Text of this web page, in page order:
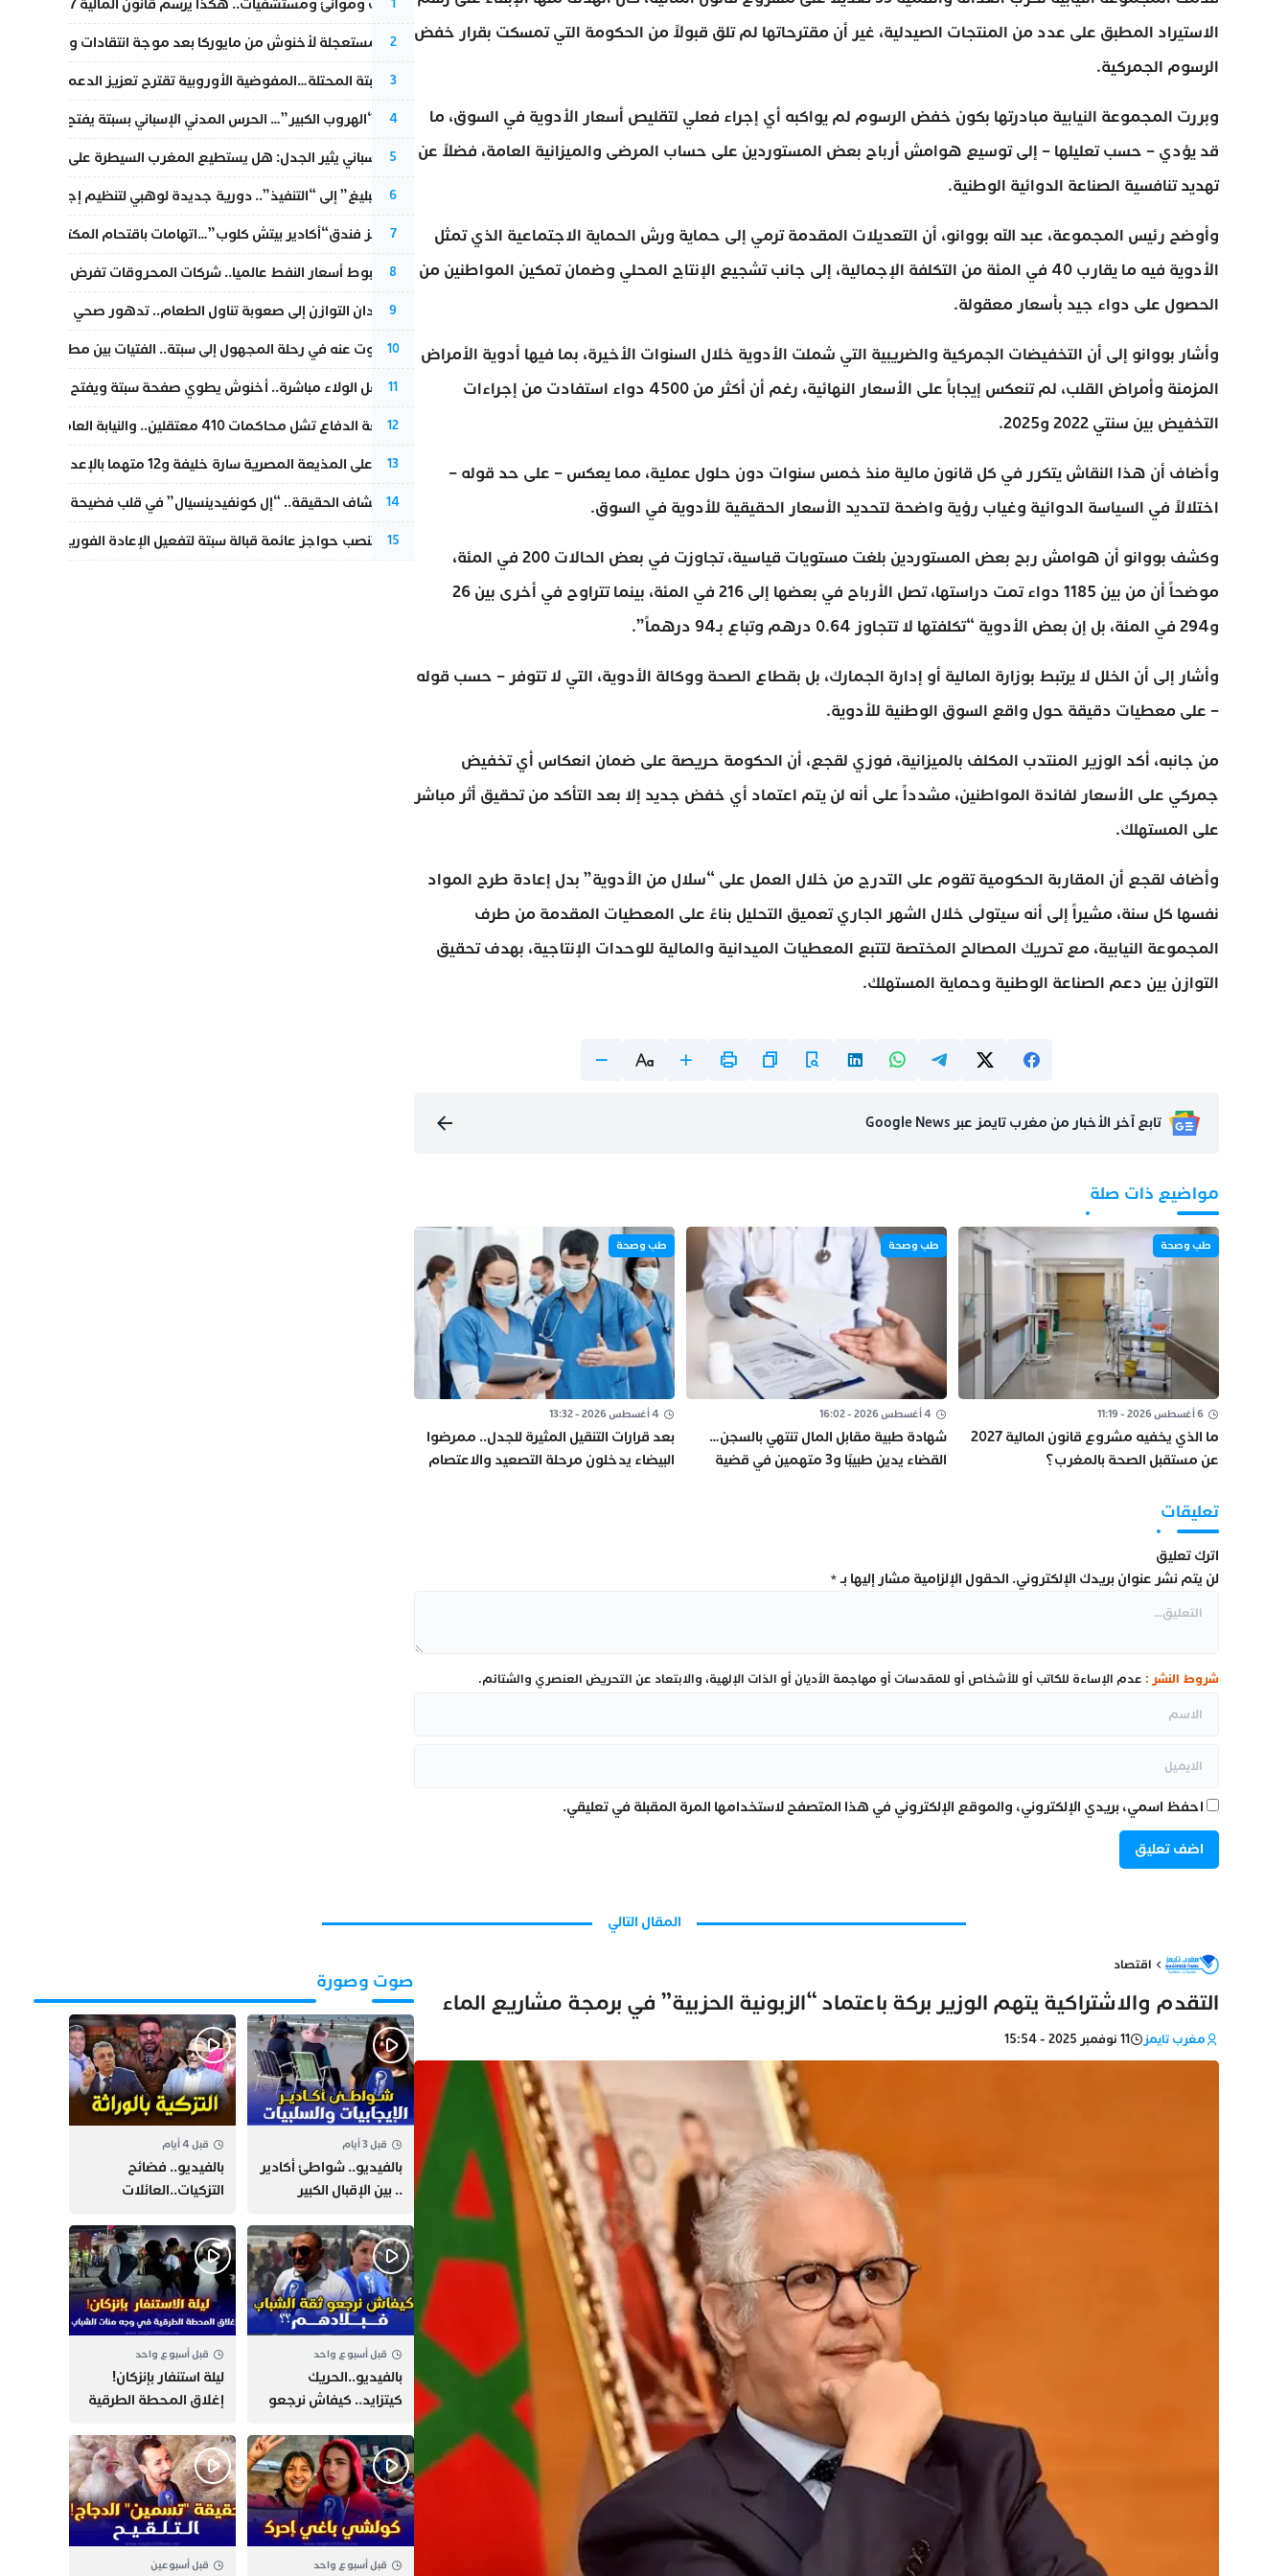
الاستيراد المطبق على عدد من المنتجات الصيدلية، غير أن مقترحاتها لم تلق قبولاً من الحكومة التي تمسكت بقرار خفض
الرسوم الجمركية.
وبررت المجموعة النيابية مبادرتها بكون خفض الرسوم لم يواكبه أي إجراء فعلي لتقليص أسعار الأدوية في السوق، ما
قد يؤدي – حسب تعليلها – إلى توسيع هوامش أرباح بعض المستوردين على حساب المرضى والميزانية العامة، فضلاً عن
تهديد تنافسية الصناعة الدوائية الوطنية.
وأوضح رئيس المجموعة، عبد الله بووانو، أن التعديلات المقدمة ترمي إلى حماية ورش الحماية الاجتماعية الذي تمثل
الأدوية فيه ما يقارب 40 في المئة من التكلفة الإجمالية، إلى جانب تشجيع الإنتاج المحلي وضمان تمكين المواطنين من
الحصول على دواء جيد بأسعار معقولة.
وأشار بووانو إلى أن التخفيضات الجمركية والضريبية التي شملت الأدوية خلال السنوات الأخيرة، بما فيها أدوية الأمراض
المزمنة وأمراض القلب، لم تنعكس إيجاباً على الأسعار النهائية، رغم أن أكثر من 4500 دواء استفادت من إجراءات
التخفيض بين سنتي 2022 و2025.
وأضاف أن هذا النقاش يتكرر في كل قانون مالية منذ خمس سنوات دون حلول عملية، مما يعكس – على حد قوله –
اختلالاً في السياسة الدوائية وغياب رؤية واضحة لتحديد الأسعار الحقيقية للأدوية في السوق.
وكشف بووانو أن هوامش ربح بعض المستوردين بلغت مستويات قياسية، تجاوزت في بعض الحالات 200 في المئة،
موضحاً أن من بين 1185 دواء تمت دراستها، تصل الأرباح في بعضها إلى 216 في المئة، بينما تتراوح في أخرى بين 26
و294 في المئة، بل إن بعض الأدوية “تكلفتها لا تتجاوز 0.64 درهم وتباع بـ94 درهماً”.
وأشار إلى أن الخلل لا يرتبط بوزارة المالية أو إدارة الجمارك، بل بقطاع الصحة ووكالة الأدوية، التي لا تتوفر – حسب قوله
– على معطيات دقيقة حول واقع السوق الوطنية للأدوية.
من جانبه، أكد الوزير المنتدب المكلف بالميزانية، فوزي لقجع، أن الحكومة حريصة على ضمان انعكاس أي تخفيض
جمركي على الأسعار لفائدة المواطنين، مشدداً على أنه لن يتم اعتماد أي خفض جديد إلا بعد التأكد من تحقيق أثر مباشر
على المستهلك.
وأضاف لقجع أن المقاربة الحكومية تقوم على التدرج من خلال العمل على “سلال من الأدوية” بدل إعادة طرح المواد
نفسها كل سنة، مشيراً إلى أنه سيتولى خلال الشهر الجاري تعميق التحليل بناءً على المعطيات المقدمة من طرف
المجموعة النيابية، مع تحريك المصالح المختصة لتتبع المعطيات الميدانية والمالية للوحدات الإنتاجية، بهدف تحقيق
التوازن بين دعم الصناعة الوطنية وحماية المستهلك.
تابع آخر الأخبار من مغرب تايمز عبر Google News
مواضيع ذات صلة
طب وصحة
6 أغسطس 2026 - 11:19
ما الذي يخفيه مشروع قانون المالية 2027
عن مستقبل الصحة بالمغرب؟
طب وصحة
4 أغسطس 2026 - 16:02
شهادة طبية مقابل المال تنتهي بالسجن…
القضاء يدين طبيبًا و3 متهمين في قضية
طب وصحة
4 أغسطس 2026 - 13:32
بعد قرارات التنقيل المثيرة للجدل.. ممرضوا
البيضاء يدخلون مرحلة التصعيد والاعتصام
تعليقات
اترك تعليق
لن يتم نشر عنوان بريدك الإلكتروني. الحقول الإلزامية مشار إليها بـ*
شروط النشر : عدم الإساءة للكاتب أو للأشخاص أو للمقدسات أو مهاجمة الأديان أو الذات الإلهية، والابتعاد عن التحريض العنصري والشتائم.
احفظ اسمي، بريدي الإلكتروني، والموقع الإلكتروني في هذا المتصفح لاستخدامها المرة المقبلة في تعليقي.
1
2
عودة مستعجلة لأخنوش من مايوركا بعد موجة انتقادات واسعة
3
أزمة سبتة المحتلة…المفوضية الأوروبية تقترح تعزيز الدعم المالي
4
عملية “الهروب الكبير”… الحرس المدني الإسباني بسبتة يفتح قناة
5
تقرير إسباني يثير الجدل: هل يستطيع المغرب السيطرة على سبتة
6
من “التبليغ” إلى “التنفيذ”.. دورية جديدة لوهبي لتنظيم إجراءات
7
أزمة تهز فندق“أكادير بيتش كلوب”…اتهامات باقتحام المكتب النقابي
8
رغم هبوط أسعار النفط عالميا.. شركات المحروقات تفرض زيادة
9
من فقدان التوازن إلى صعوبة تناول الطعام.. تدهور صحي يلاحق
10
المسكوت عنه في رحلة المجهول إلى سبتة.. الفتيات بين مطرقة البحر
11
بعد حفل الولاء مباشرة.. أخنوش يطوي صفحة سبتة ويفتح ملف
12
مقاطعة الدفاع تشل محاكمات 410 معتقلين.. والنيابة العامة تبحث عن حل قانوني
13
الحكم على المذيعة المصرية سارة خليفة و12 متهما بالإعدام في قضية هزت بلاد الفراعنة
14
بعد انكشاف الحقيقة.. “إل كونفيدينسيال” في قلب فضيحة صورة
15
إسبانيا تنصب حواجز عائمة قبالة سبتة لتفعيل الإعادة الفورية
المقال التالي
اقتصاد
التقدم والاشتراكية يتهم الوزير بركة باعتماد “الزبونية الحزبية” في برمجة مشاريع الماء
مغرب تايمز 11 نوفمبر 2025 - 15:54
صوت وصورة
قبل 3 أيام
بالفيديو.. شواطئ أكادير
.. بين الإقبال الكبير
الازدحام وغلاء الكراء
قبل 4 أيام
بالفيديو.. فضائح
التزكيات..العائلات
وقصة “وهبي”
و”السيمو” تثير الجدل
قبل أسبوع واحد
بالفيديو..الحريك
كيتزايد.. كيفاش نرجعو
قبل أسبوع واحد
​ليلة استنفار بإنزكان!
إغلاق المحطة الطرقية
اللحاق بـ”هروب سبتة”
قبل أسبوع واحد قبل أسبوعين